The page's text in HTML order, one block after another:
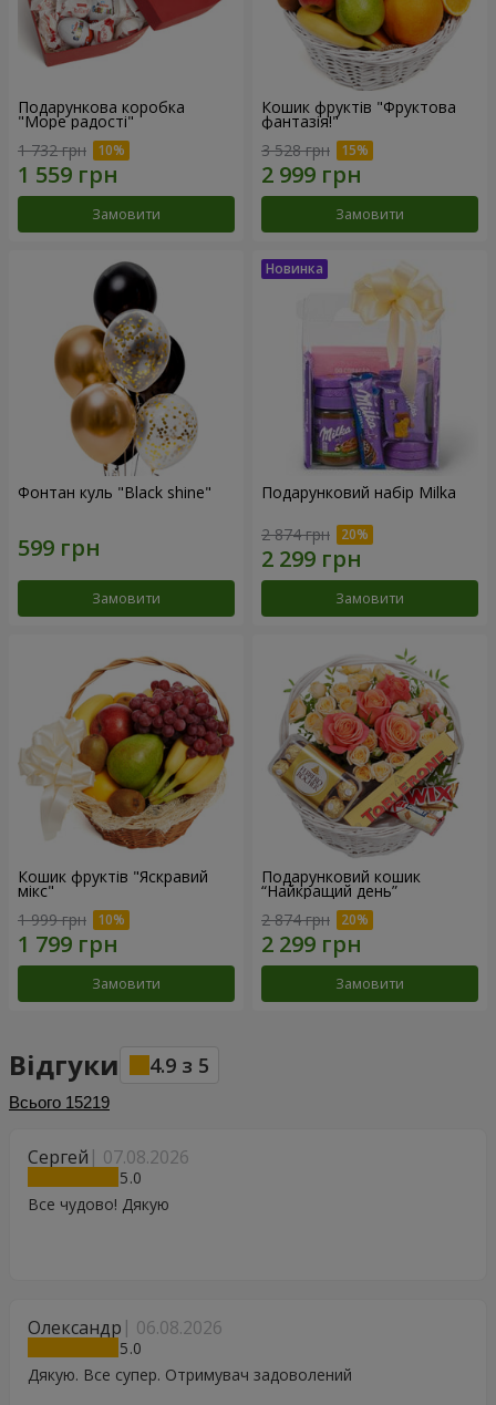
Подарункова коробка
"Море радості"
1 732 грн
Замовити
Кошик фруктів "Фруктова
фантазія!"
3 528 грн
Замовити
Фонтан куль "Black shine"
Замовити
Подарунковий набір Milka
2 874 грн
Замовити
Кошик фруктів "Яскравий
мікс"
1 999 грн
Замовити
Подарунковий кошик
“Найкращий день”
2 874 грн
Замовити
Відгуки 4.9 з 5
Всього 15219
Сергей 07.08.2026
5
Все чудово! Дякую
Олександр 06.08.2026
5
Дякую. Все супер. Отримувач задоволений